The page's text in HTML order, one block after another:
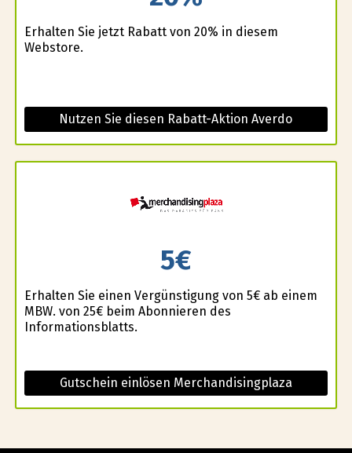
Erhalten Sie jetzt Rabatt von 20% in diesem
Webstore.
Nutzen Sie diesen Rabatt-Aktion Averdo
5€
Erhalten Sie einen Vergünstigung von 5€ ab einem
MBW. von 25€ beim Abonnieren des
Informationsblatts.
Gutschein einlösen Merchandisingplaza